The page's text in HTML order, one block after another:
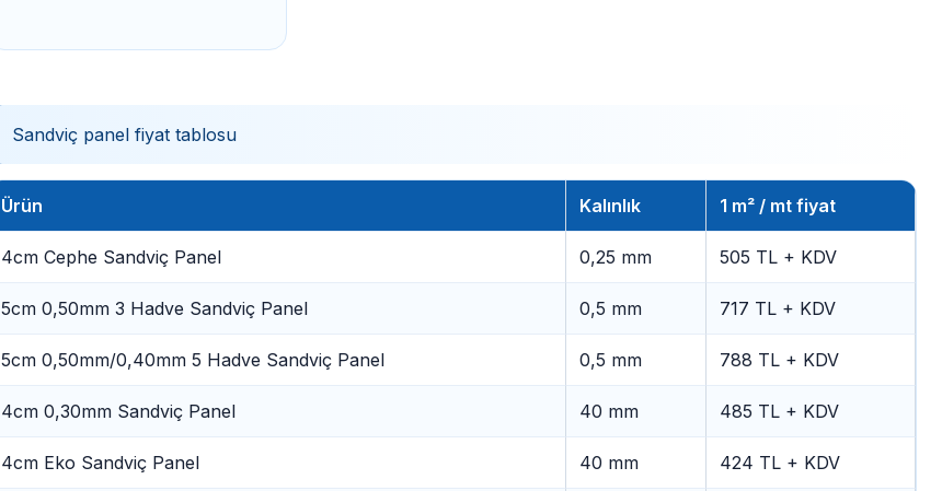
Sandviç panel fiyat tablosu
Ürün Kalınlık 1 m² / mt fiyat
4cm Cephe Sandviç Panel 0,25 mm 505 TL + KDV
5cm 0,50mm 3 Hadve Sandviç Panel 0,5 mm 717 TL + KDV
5cm 0,50mm/0,40mm 5 Hadve Sandviç Panel 0,5 mm 788 TL + KDV
4cm 0,30mm Sandviç Panel 40 mm 485 TL + KDV
4cm Eko Sandviç Panel 40 mm 424 TL + KDV